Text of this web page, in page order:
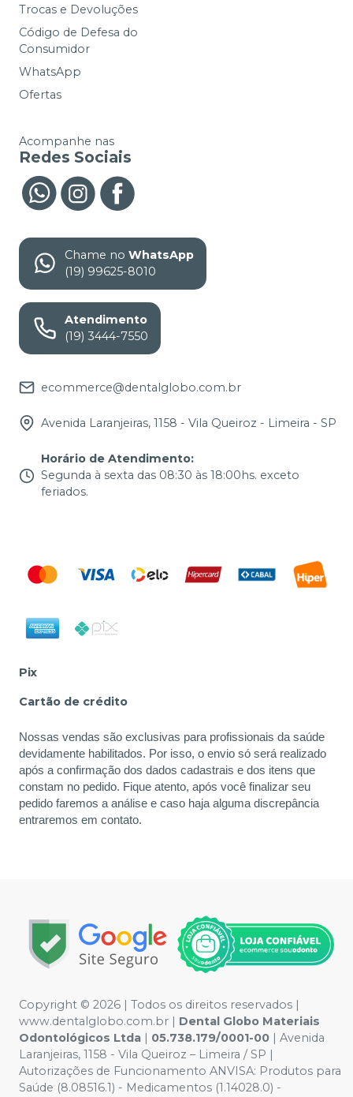
Trocas e Devoluções
Código de Defesa do
Consumidor
WhatsApp
Ofertas
Acompanhe nas
Redes Sociais
Chame no WhatsApp
(19) 99625-8010
Atendimento
(19) 3444-7550
ecommerce@dentalglobo.com.br
Avenida Laranjeiras, 1158 - Vila Queiroz - Limeira - SP
Horário de Atendimento:
Segunda à sexta das 08:30 às 18:00hs. exceto
feriados.
Pix
Cartão de crédito
Nossas vendas são exclusivas para profissionais da saúde
devidamente habilitados. Por isso, o envio só será realizado
após a confirmação dos dados cadastrais e dos itens que
constam no pedido. Fique atento, após você finalizar seu
pedido faremos a análise e caso haja alguma discrepância
entraremos em contato.
Copyright © 2026 | Todos os direitos reservados |
www.dentalglobo.com.br | Dental Globo Materiais
Odontológicos Ltda | 05.738.179/0001-00 | Avenida
Laranjeiras, 1158 - Vila Queiroz – Limeira / SP |
Autorizações de Funcionamento ANVISA: Produtos para
Saúde (8.08516.1) - Medicamentos (1.14028.0) -